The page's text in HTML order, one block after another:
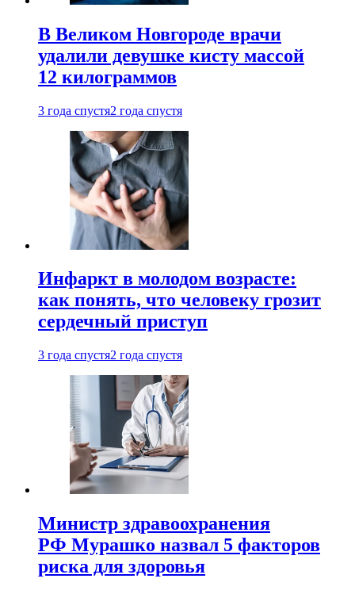
В Великом Новгороде врачи
удалили девушке кисту массой
12 килограммов
3 года спустя2 года спустя
Инфаркт в молодом возрасте:
как понять, что человеку грозит
сердечный приступ
3 года спустя2 года спустя
Министр здравоохранения
РФ Мурашко назвал 5 факторов
риска для здоровья